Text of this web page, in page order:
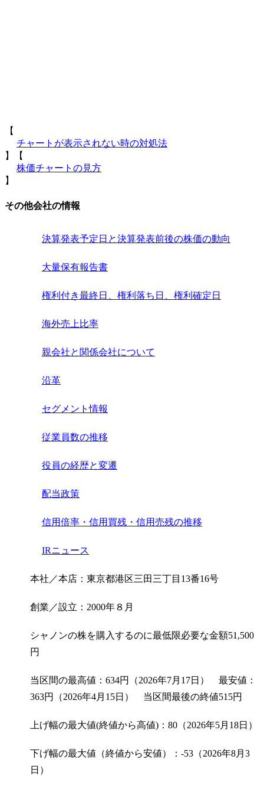
【
チャートが表示されない時の対処法
】【
株価チャートの見方
】
その他会社の情報
決算発表予定日と決算発表前後の株価の動向
大量保有報告書
権利付き最終日、権利落ち日、権利確定日
海外売上比率
親会社と関係会社について
沿革
セグメント情報
従業員数の推移
役員の経歴と変遷
配当政策
信用倍率・信用買残・信用売残の推移
IRニュース
本社／本店：東京都港区三田三丁目13番16号
創業／設立：2000年８月
シャノンの株を購入するのに最低限必要な金額51,500
円
当区間の最高値：634円（2026年7月17日） 最安値：
363円（2026年4月15日） 当区間最後の終値515円
上げ幅の最大値(終値から高値)：80（2026年5月18日）
下げ幅の最大値（終値から安値）：-53（2026年8月3
日）